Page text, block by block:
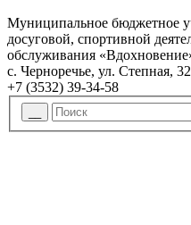
Муниципальное бюджетное
досуговой, спортивной
обслуживания
с. Черноречье, ул. Степная, 32
+7 (3532) 39-34-58